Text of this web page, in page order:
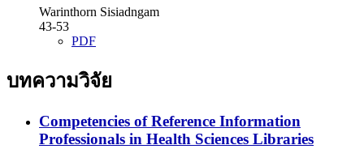
Warinthorn Sisiadngam
43-53
PDF
บทความวิจัย
Competencies of Reference Information
Professionals in Health Sciences Libraries